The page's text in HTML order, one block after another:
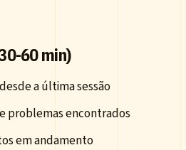
60 min)
a última sessão
problemas encontrados
em andamento